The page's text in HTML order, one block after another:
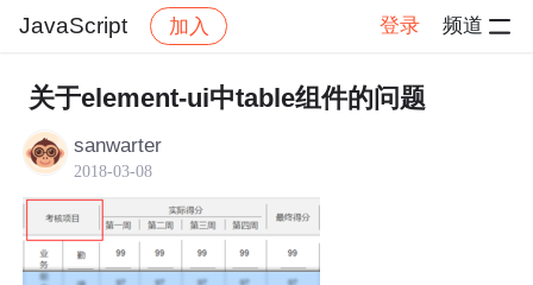
JavaScript 加入 登录 频道
社区 JavaScript 帖子详情
关于element-ui中table组件的问题
sanwarter
2018-03-08